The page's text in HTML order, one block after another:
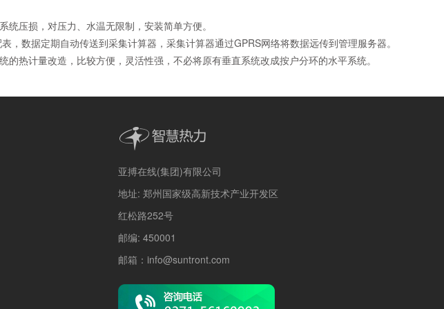
压损，对压力、水温无限制，安装简单方便。
，数据定期自动传送到采集计算器，采集计算器通过GPRS网络将数据远传到管理服务器。
热计量改造，比较方便，灵活性强，不必将原有垂直系统改成按户分环的水平系统。